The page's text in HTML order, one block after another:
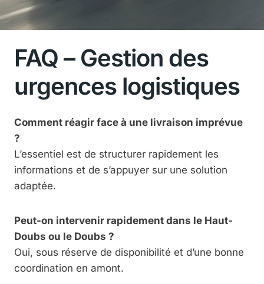
FAQ – Gestion des
urgences logistiques
Comment réagir face à une livraison imprévue
?
L’essentiel est de structurer rapidement les
informations et de s’appuyer sur une solution
adaptée.
Peut-on intervenir rapidement dans le Haut-
Doubs ou le Doubs ?
Oui, sous réserve de disponibilité et d’une bonne
coordination en amont.